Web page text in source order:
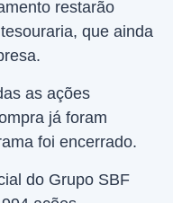
restarão
que ainda
as ações
já foram
foi encerrado.
do Grupo SBF